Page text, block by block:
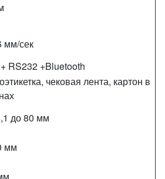
мм/сек
RS232 +Bluetooth
чековая лента, картон в
до 80 мм
мм